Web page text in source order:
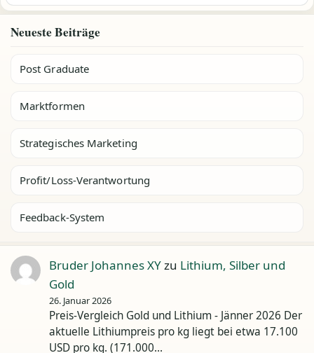
Neueste Beiträge
Post Graduate
Marktformen
Strategisches Marketing
Profit/Loss-Verantwortung
Feedback-System
Bruder Johannes XYzu Lithium, Silber und
Gold
26. Januar 2026
Preis-Vergleich Gold und Lithium - Jänner 2026 Der
aktuelle Lithiumpreis pro kg liegt bei etwa 17.100
USD pro kg. (171.000…